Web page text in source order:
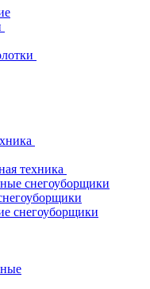
техника
снегоуборщики
снегоуборщики